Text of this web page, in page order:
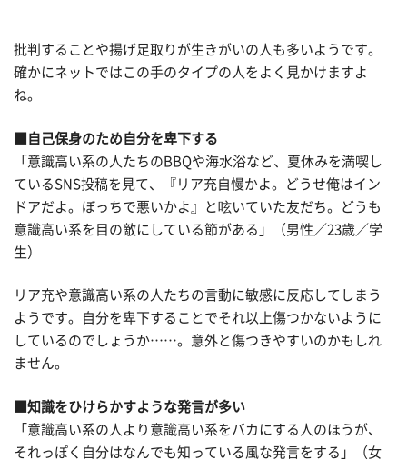
批判することや揚げ足取りが生きがいの人も多いようです。
確かにネットではこの手のタイプの人をよく見かけますよ
ね。
■自己保身のため自分を卑下する
「意識高い系の人たちのBBQや海水浴など、夏休みを満喫し
ているSNS投稿を見て、『リア充自慢かよ。どうせ俺はイン
ドアだよ。ぼっちで悪いかよ』と呟いていた友だち。どうも
意識高い系を目の敵にしている節がある」（男性／23歳／学
生）
リア充や意識高い系の人たちの言動に敏感に反応してしまう
ようです。自分を卑下することでそれ以上傷つかないように
しているのでしょうか……。意外と傷つきやすいのかもしれ
ません。
■知識をひけらかすような発言が多い
「意識高い系の人より意識高い系をバカにする人のほうが、
それっぽく自分はなんでも知っている風な発言をする」（女